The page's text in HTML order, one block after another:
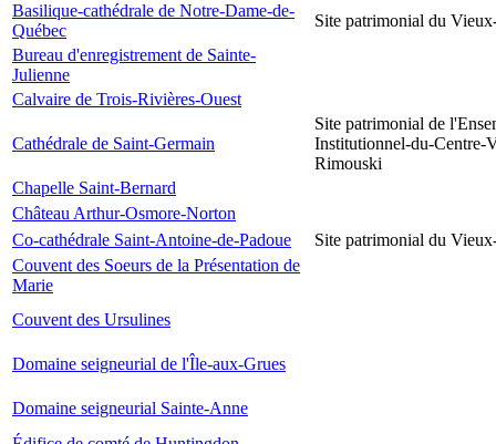
Basilique-cathédrale de Notre-Dame-de-
Québec
Site patrimonial du
Bureau d'enregistrement de Sainte-
Julienne
Calvaire de Trois-Rivières-Ouest
Cathédrale de Saint-Germain
Site patrimonial de
Institutionnel-du-Centre-
Rimouski
Chapelle Saint-Bernard
Château Arthur-Osmore-Norton
Co-cathédrale Saint-Antoine-de-Padoue
Site patrimonial du
Couvent des Soeurs de la Présentation de
Marie
Couvent des Ursulines
Domaine seigneurial de l'Île-aux-Grues
Domaine seigneurial Sainte-Anne